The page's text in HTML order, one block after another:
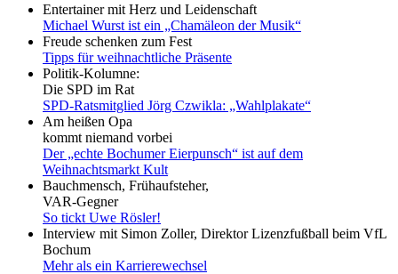
Entertainer mit Herz und Leidenschaft
Michael Wurst ist ein „Chamäleon der Musik“
Freude schenken zum Fest
Tipps für weihnachtliche Präsente
Politik-Kolumne:
Die SPD im Rat
SPD-Ratsmitglied Jörg Czwikla: „Wahlplakate“
Am heißen Opa
kommt niemand vorbei
Der „echte Bochumer Eierpunsch“ ist auf dem
Weihnachtsmarkt Kult
Bauchmensch, Frühaufsteher,
VAR-Gegner
So tickt Uwe Rösler!
Interview mit Simon Zoller, Direktor Lizenzfußball beim VfL
Bochum
Mehr als ein Karrierewechsel